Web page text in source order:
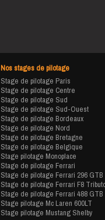
Nos stages de pilotage
Stage de pilotage Paris
Stage de pilotage Centre
Stage de pilotage Sud
Stage de pilotage Sud-Ouest
Stage de pilotage Bordeaux
Stage de pilotage Nord
Stage de pilotage Bretagne
Stage de pilotage Belgique
Stage pilotage Monoplace
Stage de pilotage Ferrari
Stage de pilotage Ferrari 296 GTB
Stage de pilotage Ferrari F8
Stage de pilotage Ferrari 488 GTB
Stage pilotage Mc Laren 600LT
Stage pilotage Mustang Shelby